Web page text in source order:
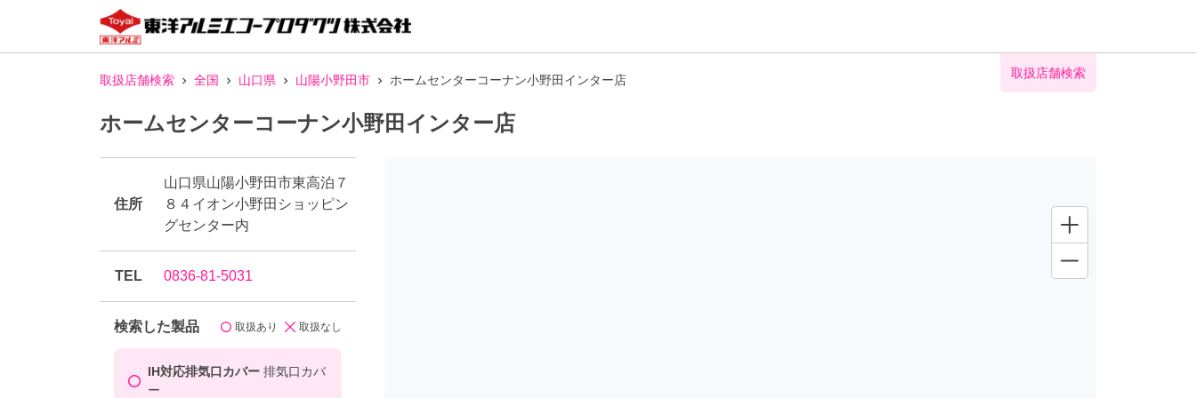
取扱店舗検索 全国 山口県 山陽小野田市 ホームセンターコーナン小野田インター店 取扱店舗検索
ホームセンターコーナン小野田インター店
住所
山口県山陽小野田市東高泊７
８４イオン小野田ショッピン
グセンター内
TEL 0836-81-5031
検索した製品 取扱あり 取扱なし
IH対応排気口カバー 排気口カバ
ー